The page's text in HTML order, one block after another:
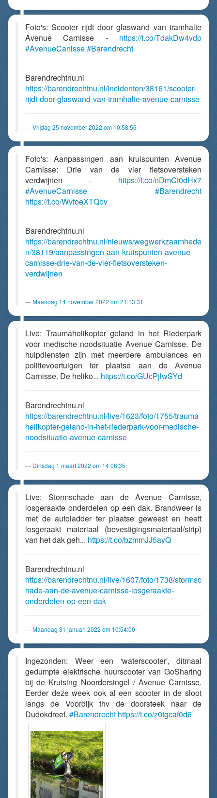
Foto's: Scooter rijdt door glaswand van tramhalte
Avenue Carnisse - https://t.co/TdakDw4vdp
#AvenueCanisse#Barendrecht
Barendrechtnu.nl
https://barendrechtnu.nl/incidenten/38161/scooter-
rijdt-door-glaswand-van-tramhalte-avenue-carnisse
Vrijdag 25 november 2022 om 10:58:56
Foto's: Aanpassingen aan kruispunten Avenue
Carnisse: Drie van de vier fietsoversteken
verdwijnen - https://t.co/nDmCt0dHx7
#AvenueCarnisse
#Barendrecht
https://t.co/WvfoeXTQbv
Barendrechtnu.nl
https://barendrechtnu.nl/nieuws/wegwerkzaamhede
n/38119/aanpassingen-aan-kruispunten-avenue-
carnisse-drie-van-de-vier-fietsoversteken-
verdwijnen
Maandag 14 november 2022 om 21:13:31
Live: Traumahelikopter geland in het Riederpark
voor medische noodsituatie Avenue Carnisse. De
hulpdiensten zijn met meerdere ambulances en
politievoertuigen ter plaatse aan de Avenue
Carnisse. De heliko... https://t.co/GUcPjlwSYd
Barendrechtnu.nl
https://barendrechtnu.nl/live/1623/foto/1755/trauma
helikopter-geland-in-het-riederpark-voor-medische-
noodsituatie-avenue-carnisse
Dinsdag 1 maart 2022 om 14:06:35
Live: Stormschade aan de Avenue Carnisse,
losgeraakte onderdelen op een dak. Brandweer is
met de autoladder ter plaatse geweest en heeft
losgeraakt materiaal (bevestigingsmateriaal/strip)
van het dak geh... https://t.co/bzmmJJ5ayQ
Barendrechtnu.nl
https://barendrechtnu.nl/live/1607/foto/1738/stormsc
hade-aan-de-avenue-carnisse-losgeraakte-
onderdelen-op-een-dak
Maandag 31 januari 2022 om 10:54:00
Ingezonden: Weer een 'waterscooter', ditmaal
gedumpte elektrische huurscooter van GoSharing
bij de Kruising Noordersingel / Avenue Carnisse.
Eerder deze week ook al een scooter in de sloot
langs de Voordijk thv de doorsteek naar de
Dudokdreef. #Barendrecht https://t.co/z0tgcaf0d6